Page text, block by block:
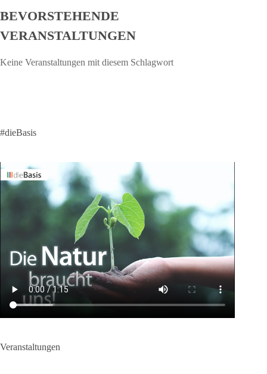
BEVORSTEHENDE
VERANSTALTUNGEN
Keine Veranstaltungen mit diesem Schlagwort
#dieBasis
Veranstaltungen